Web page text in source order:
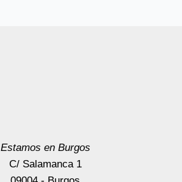
Estamos en Burgos
C/ Salamanca 1